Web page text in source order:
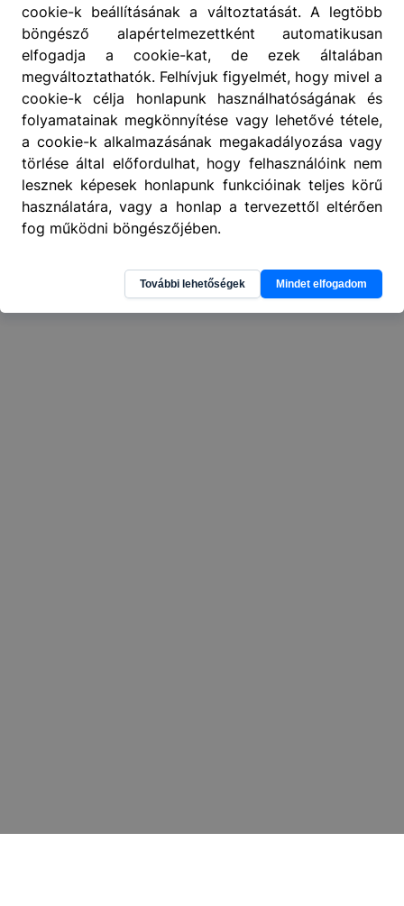
404 A keresett oldal nem található.
cookie-k beállításának a változtatását. A legtöbb
böngésző alapértelmezettként automatikusan
elfogadja a cookie-kat, de ezek általában
megváltoztathatók. Felhívjuk figyelmét, hogy mivel a
cookie-k célja honlapunk használhatóságának és
folyamatainak megkönnyítése vagy lehetővé tétele,
a cookie-k alkalmazásának megakadályozása vagy
törlése által előfordulhat, hogy felhasználóink nem
lesznek képesek honlapunk funkcióinak teljes körű
használatára, vagy a honlap a tervezettől eltérően
fog működni böngészőjében.
További lehetőségek Mindet elfogadom